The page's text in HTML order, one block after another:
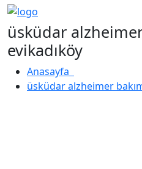
üsküdar
evikadıköy
Anasayfa
üsküdar alzheimer